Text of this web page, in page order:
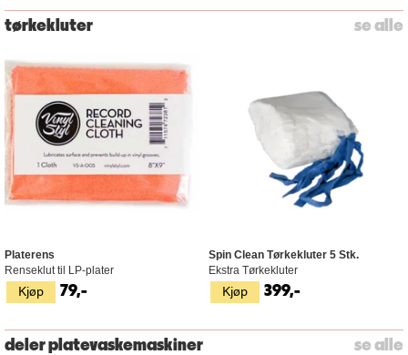
tørkekluter se alle
Kjøp
Platerens
Renseklut til LP-plater
79,- Kjøp
Spin Clean Tørkekluter 5 Stk.
Ekstra Tørkekluter
399,-
deler platevaskemaskiner se alle